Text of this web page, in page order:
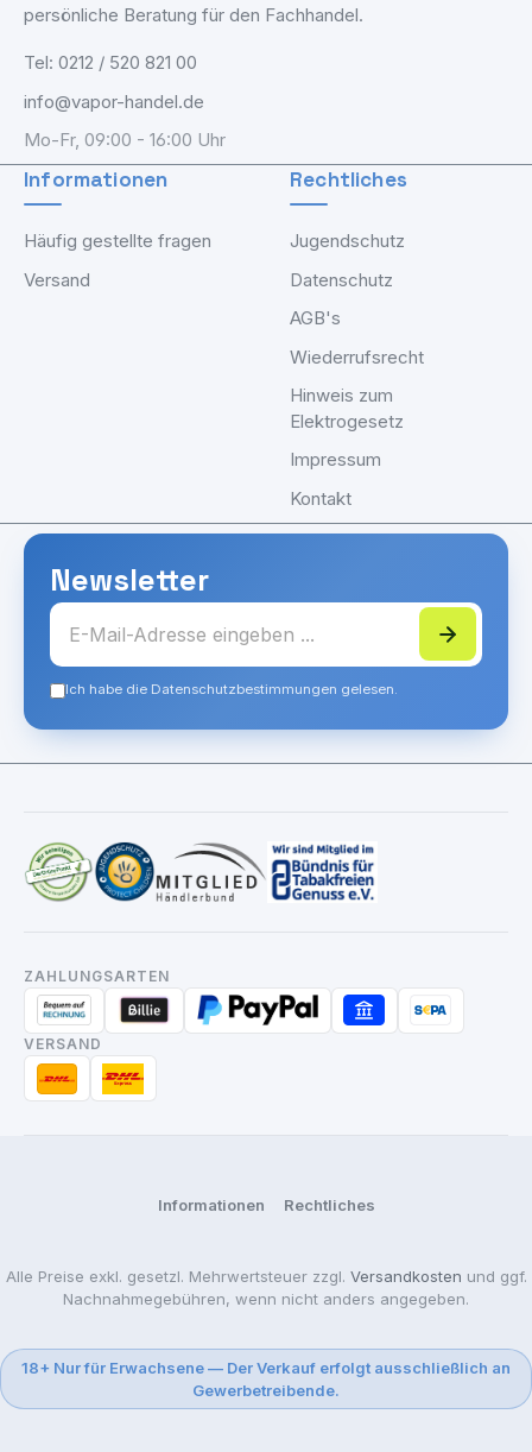
persönliche Beratung für den Fachhandel.
Tel: 0212 / 520 821 00
info@vapor-handel.de
Mo-Fr, 09:00 - 16:00 Uhr
Informationen
Häufig gestellte fragen
Versand
Rechtliches
Jugendschutz
Datenschutz
AGB's
Wiederrufsrecht
Hinweis zum
Elektrogesetz
Impressum
Kontakt
Newsletter
Ich habe die Datenschutzbestimmungen gelesen.
ZAHLUNGSARTEN
VERSAND
Informationen Rechtliches
Alle Preise exkl. gesetzl. Mehrwertsteuer zzgl. Versandkosten und ggf.
Nachnahmegebühren, wenn nicht anders angegeben.
18+ Nur für Erwachsene — Der Verkauf erfolgt ausschließlich an
Gewerbetreibende.